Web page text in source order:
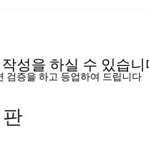
성을 하실 수 있습
검증을 하고 등업하여 드립니다